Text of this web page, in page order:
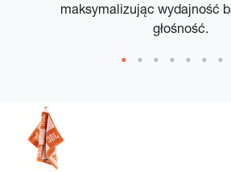
maksymalizując wydajność
głośność.